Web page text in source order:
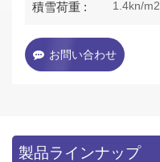
積雪荷重 : 1.4kn/m2
お問い合わせ
製品ラインナップ